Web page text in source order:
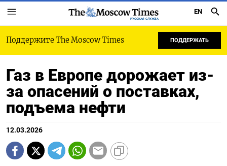
РУССКАЯ СЛУЖБА
EN
Поддержите The Moscow Times ПОДДЕРЖАТЬ
Газ в Европе дорожает из-
за опасений о поставках,
подъема нефти
12.03.2026